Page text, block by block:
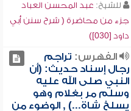
للشيخ: عبد المحسن العباد
جزء من محاضرة ( شرح سنن أبي
داود [030])
الفهرس: تراجم
رجال إسناد حديث: (أن
النبي صلى الله عليه
وسلم مر بغلام وهو
يسلخ شاة...) , الوضوء من